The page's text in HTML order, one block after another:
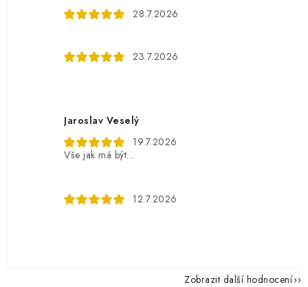
28.7.2026
23.7.2026
Jaroslav Veselý
19.7.2026
Vše jak má být...
12.7.2026
Zobrazit další hodnocení